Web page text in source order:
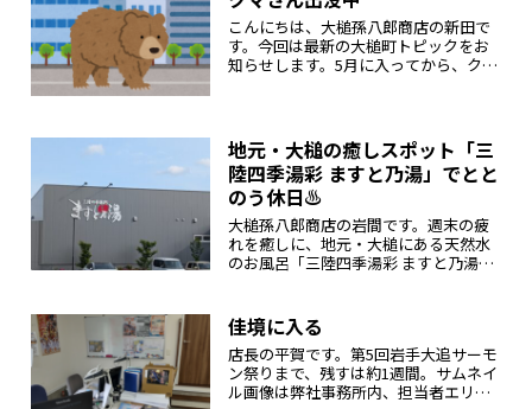
こんにちは、大槌孫八郎商店の新田で
す。今回は最新の大槌町トピックをお
知らせします。5月に入ってから、クマ
は5月8日、大槌町27地割霜...
地元・大槌の癒しスポット「三
陸四季湯彩 ますと乃湯」でとと
のう休日♨️
大槌孫八郎商店の岩間です。週末の疲
れを癒しに、地元・大槌にある天然水
のお風呂「三陸四季湯彩 ますと乃湯」
っても優しいんです。湯船にゆったり
浸かっていると、じんわり体の芯から...
佳境に入る
店長の平賀です。第5回岩手大追サーモ
ン祭りまで、残すは約1週間。サムネイ
ル画像は弊社事務所内、担当者エリア